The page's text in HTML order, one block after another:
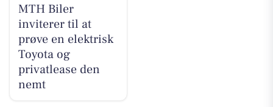
MTH Biler
inviterer til at
prøve en elektrisk
Toyota og
privatlease den
nemt